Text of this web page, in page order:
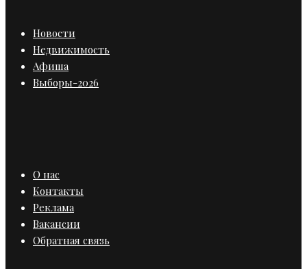
Новости
Недвижимость
Афиша
Выборы-2026
О нас
Контакты
Реклама
Вакансии
Обратная связь